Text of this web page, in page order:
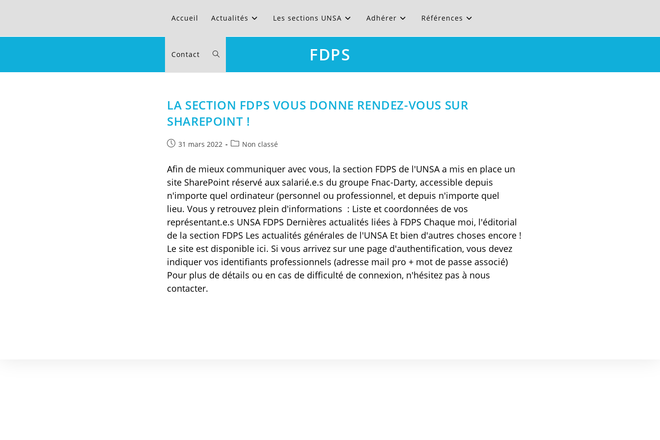
Accueil Actualités Les sections UNSA Adhérer Références
Contact Toggle
search
FDPS
LA SECTION FDPS VOUS DONNE RENDEZ-VOUS SUR
SHAREPOINT !
Publication
31 mars 2022
PostNon classé
Afin de mieux communiquer avec vous, la section FDPS de l'UNSA a mis en place un
site SharePoint réservé aux salarié.e.s du groupe Fnac-Darty, accessible depuis
n'importe quel ordinateur (personnel ou professionnel, et depuis n'importe quel
lieu. Vous y retrouvez plein d'informations : Liste et coordonnées de vos
représentant.e.s UNSA FDPS Dernières actualités liées à FDPS Chaque moi, l'éditorial
de la section FDPS Les actualités générales de l'UNSA Et bien d'autres choses encore !
Le site est disponible ici. Si vous arrivez sur une page d'authentification, vous devez
indiquer vos identifiants professionnels (adresse mail pro + mot de passe associé)
Pour plus de détails ou en cas de difficulté de connexion, n'hésitez pas à nous
contacter.